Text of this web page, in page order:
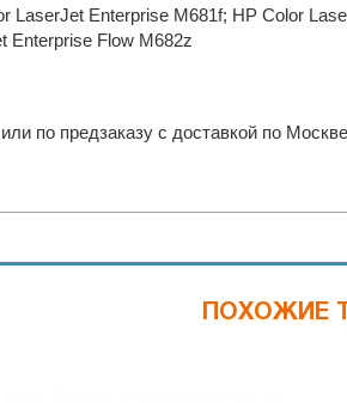
LaserJet Enterprise M681f; HP Color
Enterprise Flow M682z
по предзаказу с доставкой по
ПОХОЖИЕ